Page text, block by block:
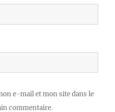
e-mail et mon site dans le
commentaire.